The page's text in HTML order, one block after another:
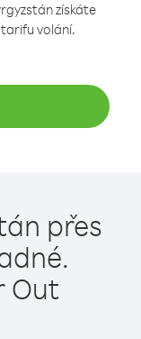
získáte
volání.
přes
Out